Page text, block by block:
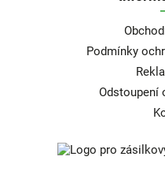
Podmínky
Odstoupení